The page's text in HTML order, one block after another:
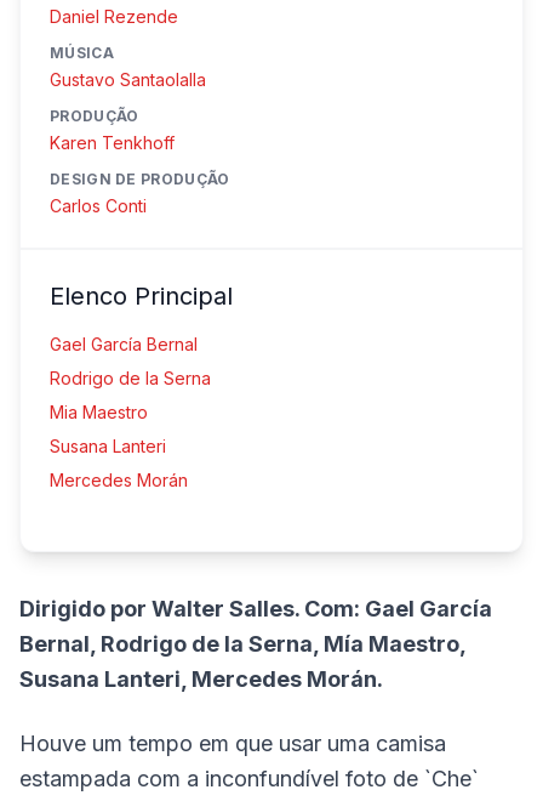
Daniel Rezende
MÚSICA
Gustavo Santaolalla
PRODUÇÃO
Karen Tenkhoff
DESIGN DE PRODUÇÃO
Carlos Conti
Elenco Principal
Gael García Bernal
Rodrigo de la Serna
Mia Maestro
Susana Lanteri
Mercedes Morán
Dirigido por Walter Salles. Com: Gael García
Bernal, Rodrigo de la Serna, Mía Maestro,
Susana Lanteri, Mercedes Morán.
Houve um tempo em que usar uma camisa
estampada com a inconfundível foto de `Che`